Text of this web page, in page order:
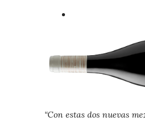
“Con estas dos nuevas